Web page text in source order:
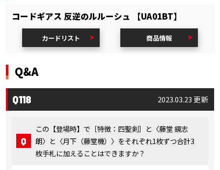
コードギアス 反逆のルルーシュ 【UA01BT】
カードリスト 商品情報
Q&A
Q118 2023.03.23 更新
この【登場時】で［特徴：四聖剣］と〈藤堂 鏡志
朗〉と〈月下（藤堂機）〉をそれぞれ1枚ずつ合計3
枚手札に加えることはできますか？